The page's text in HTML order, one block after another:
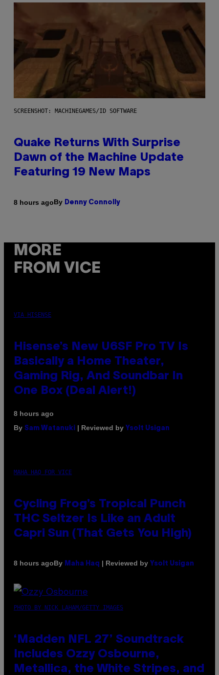
SCREENSHOT: MACHINEGAMES/ID SOFTWARE
Quake Returns With Surprise
Dawn of the Machine Update
Featuring 19 New Maps
8 hours agoBy Denny Connolly
MORE
FROM VICE
VIA HISENSE
Hisense’s New U6SF Pro TV Is
Basically a Home Theater,
Gaming Rig, And Soundbar In
One Box (Deal Alert!)
8 hours ago
By Sam Watanuki | Reviewed by Ysolt Usigan
MAHA HAQ FOR VICE
Cycling Frog’s Tropical Punch
THC Seltzer Is Like an Adult
Capri Sun (That Gets You High)
8 hours agoBy Maha Haq | Reviewed by Ysolt Usigan
PHOTO BY NICK LAHAM/GETTY IMAGES
‘Madden NFL 27’ Soundtrack
Includes Ozzy Osbourne,
Metallica, the White Stripes, and